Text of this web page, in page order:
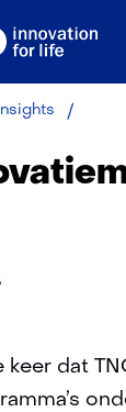
Ga
Insights
keer dat